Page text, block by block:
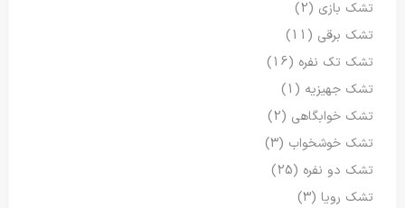
تشک بازی (2)
تشک برقی (11)
تشک تک نفره (16)
تشک جهیزیه (1)
تشک خوابگاهی (2)
تشک خوشخواب (3)
تشک دو نفره (25)
تشک رویا (3)